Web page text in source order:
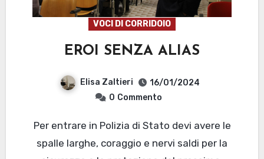
VOCI DI CORRIDOIO
EROI SENZA ALIAS
Elisa Zaltieri
16/01/2024
0 Commento
Per entrare in Polizia di Stato devi avere le
spalle larghe, coraggio e nervi saldi per la